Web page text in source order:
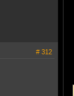
# 312